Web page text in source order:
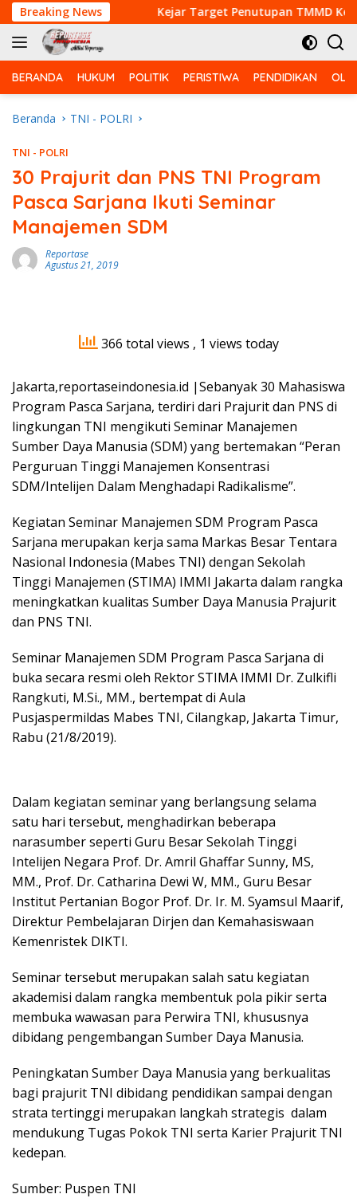
Langsung
ke
konten
Breaking News
PMK Kejar Target Penutupan TMMD Ke-129,
BERANDA HUKUM POLITIK PERISTIWA PENDIDIKAN
Beranda TNI - POLRI
TNI - POLRI
30 Prajurit dan PNS TNI Program
Pasca Sarjana Ikuti Seminar
Manajemen SDM
Reportase
Agustus 21, 2019
366 total views , 1 views today
Jakarta,reportaseindonesia.id |Sebanyak 30 Mahasiswa
Program Pasca Sarjana, terdiri dari Prajurit dan PNS di
lingkungan TNI mengikuti Seminar Manajemen
Sumber Daya Manusia (SDM) yang bertemakan “Peran
Perguruan Tinggi Manajemen Konsentrasi
SDM/Intelijen Dalam Menghadapi Radikalisme”.
Kegiatan Seminar Manajemen SDM Program Pasca
Sarjana merupakan kerja sama Markas Besar Tentara
Nasional Indonesia (Mabes TNI) dengan Sekolah
Tinggi Manajemen (STIMA) IMMI Jakarta dalam rangka
meningkatkan kualitas Sumber Daya Manusia Prajurit
dan PNS TNI.
Seminar Manajemen SDM Program Pasca Sarjana di
buka secara resmi oleh Rektor STIMA IMMI Dr. Zulkifli
Rangkuti, M.Si., MM., bertempat di Aula
Pusjaspermildas Mabes TNI, Cilangkap, Jakarta Timur,
Rabu (21/8/2019).
Dalam kegiatan seminar yang berlangsung selama
satu hari tersebut, menghadirkan beberapa
narasumber seperti Guru Besar Sekolah Tinggi
Intelijen Negara Prof. Dr. Amril Ghaffar Sunny, MS,
MM., Prof. Dr. Catharina Dewi W, MM., Guru Besar
Institut Pertanian Bogor Prof. Dr. Ir. M. Syamsul Maarif,
Direktur Pembelajaran Dirjen dan Kemahasiswaan
Kemenristek DIKTI.
Seminar tersebut merupakan salah satu kegiatan
akademisi dalam rangka membentuk pola pikir serta
membuka wawasan para Perwira TNI, khususnya
dibidang pengembangan Sumber Daya Manusia.
Peningkatan Sumber Daya Manusia yang berkualitas
bagi prajurit TNI dibidang pendidikan sampai dengan
strata tertinggi merupakan langkah strategis dalam
mendukung Tugas Pokok TNI serta Karier Prajurit TNI
kedepan.
Sumber: Puspen TNI